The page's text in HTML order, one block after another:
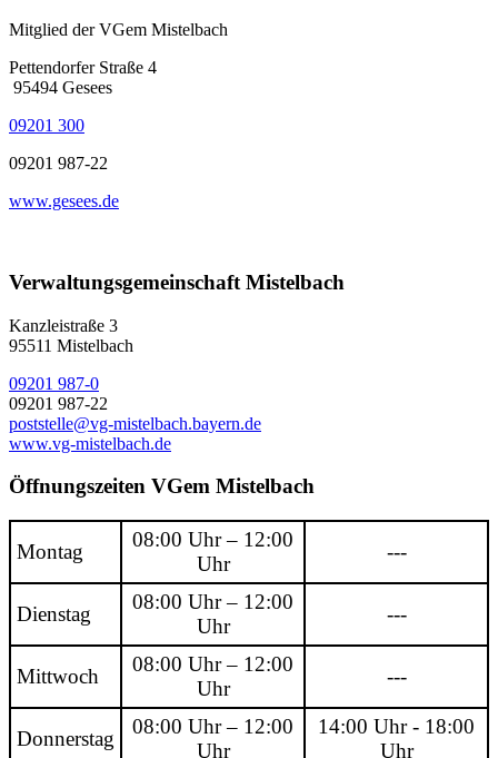
Mitglied der VGem Mistelbach
Pettendorfer Straße 4
95494 Gesees
09201 300
09201 987-22
www.gesees.de
Verwaltungsgemeinschaft Mistelbach
Kanzleistraße 3
95511 Mistelbach
09201 987-0
09201 987-22
poststelle@vg-mistelbach.bayern.de
www.vg-mistelbach.de
Öffnungszeiten VGem Mistelbach
Montag
08:00 Uhr – 12:00
Uhr
---
Dienstag
08:00 Uhr – 12:00
Uhr
---
Mittwoch
08:00 Uhr – 12:00
Uhr
---
Donnerstag
08:00 Uhr – 12:00
Uhr
14:00 Uhr - 18:00
Uhr